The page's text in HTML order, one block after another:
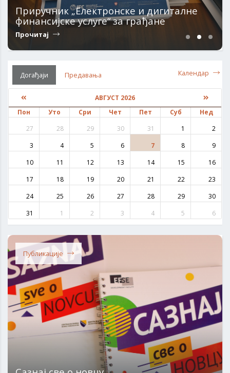
Приручник „Електронске и дигиталне
финансијске услуге“ за грађане
Прочитај
Догађаји Предавања
АВГУСТ 2026
Пон
Уто Сри Чет Пет Суб
Нед
27
28 29 30 31 1
2
3
4 5 6 7 8
9
10
11 12 13 14 15
16
17
18 19 20 21 22
23
24
25 26 27 28 29
30
31
1 2 3 4 5 6
Календар
Публикације